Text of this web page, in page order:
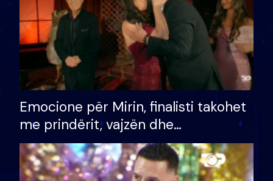
Emocione për Mirin, finalisti takohet
me prindërit, vajzën dhe
bashkëshorten: S’kemi ndonjë letër
divorci apo jo?